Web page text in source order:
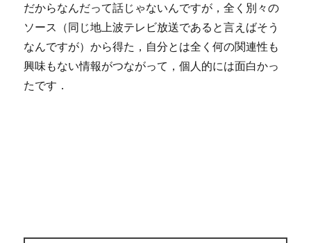
だからなんだって話じゃないんですが，全く別々の
ソース（同じ地上波テレビ放送であると言えばそう
なんですが）から得た，自分とは全く何の関連性も
興味もない情報がつながって，個人的には面白かっ
たです．